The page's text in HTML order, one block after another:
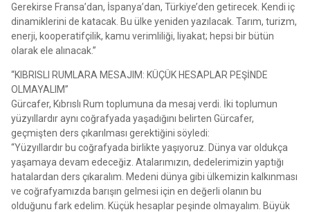
Gerekirse Fransa’dan, İspanya’dan, Türkiye’den getirecek. Kendi iç
dinamiklerini de katacak. Bu ülke yeniden yazılacak. Tarım, turizm,
enerji, kooperatifçilik, kamu verimliliği, liyakat; hepsi bir bütün
olarak ele alınacak.”
“KIBRISLI RUMLARA MESAJIM: KÜÇÜK HESAPLAR PEŞİNDE
OLMAYALIM”
Gürcafer, Kıbrıslı Rum toplumuna da mesaj verdi. İki toplumun
yüzyıllardır aynı coğrafyada yaşadığını belirten Gürcafer,
geçmişten ders çıkarılması gerektiğini söyledi:
“Yüzyıllardır bu coğrafyada birlikte yaşıyoruz. Dünya var oldukça
yaşamaya devam edeceğiz. Atalarımızın, dedelerimizin yaptığı
hatalardan ders çıkaralım. Medeni dünya gibi ülkemizin kalkınması
ve coğrafyamızda barışın gelmesi için en değerli olanın bu
olduğunu fark edelim. Küçük hesaplar peşinde olmayalım. Büyük